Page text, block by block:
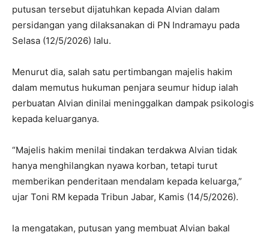
putusan tersebut dijatuhkan kepada Alvian dalam
persidangan yang dilaksanakan di PN Indramayu pada
Selasa (12/5/2026) lalu.
Menurut dia, salah satu pertimbangan majelis hakim
dalam memutus hukuman penjara seumur hidup ialah
perbuatan Alvian dinilai meninggalkan dampak psikologis
kepada keluarganya.
“Majelis hakim menilai tindakan terdakwa Alvian tidak
hanya menghilangkan nyawa korban, tetapi turut
memberikan penderitaan mendalam kepada keluarga,”
ujar Toni RM kepada Tribun Jabar, Kamis (14/5/2026).
Ia mengatakan, putusan yang membuat Alvian bakal